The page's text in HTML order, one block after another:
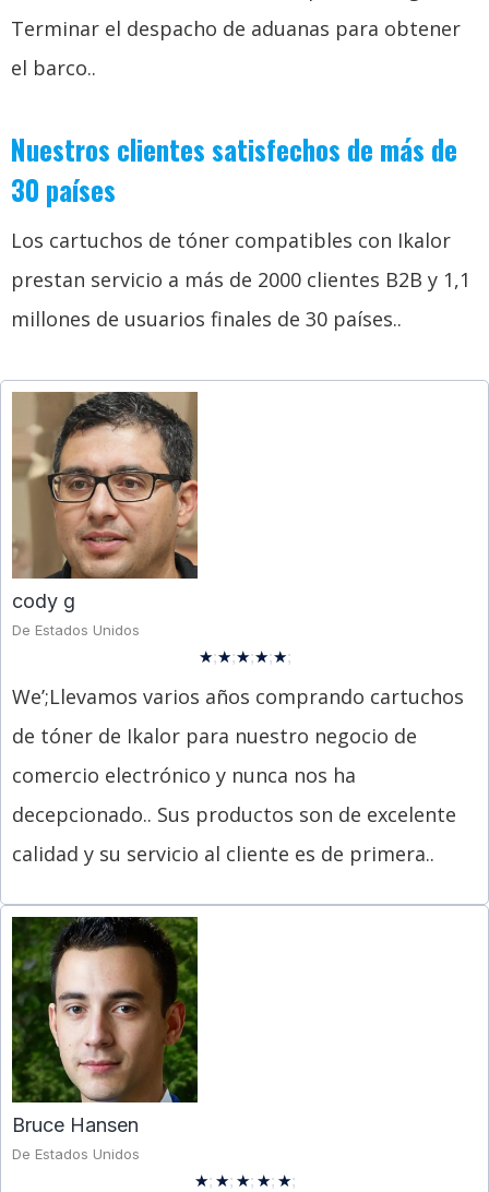
Terminar el despacho de aduanas para obtener
el barco..
Nuestros clientes satisfechos de más de
30 países
Los cartuchos de tóner compatibles con Ikalor
prestan servicio a más de 2000 clientes B2B y 1,1
millones de usuarios finales de 30 países..
cody g
De Estados Unidos
★;★;★;★;★;
We’;Llevamos varios años comprando cartuchos
de tóner de Ikalor para nuestro negocio de
comercio electrónico y nunca nos ha
decepcionado.. Sus productos son de excelente
calidad y su servicio al cliente es de primera..
Bruce Hansen
De Estados Unidos
★; ★; ★; ★; ★;